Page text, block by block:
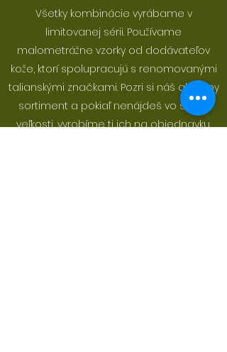
Všetky kombinácie vyrábame v
limitovanej sérii. Používame
malometrážne vzorky od dodávateľov
kože, ktorí spolupracujú s renomovanými
talianskými značkami. Pozri si náš aktuálny
sortiment a pokiaľ nenájdeš vo svojej
veľkosti, vyrobíme ti ich na objednavku.